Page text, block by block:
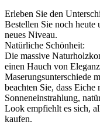
Erleben Sie den
Bestellen Sie noch
neues Niveau.
Natürliche Schönheit:
Die massive
einen Hauch von
Maserungsunterschiede
beachten Sie, dass
Sonneneinstrahlung,
Look empfiehlt es sich,
kaufen.